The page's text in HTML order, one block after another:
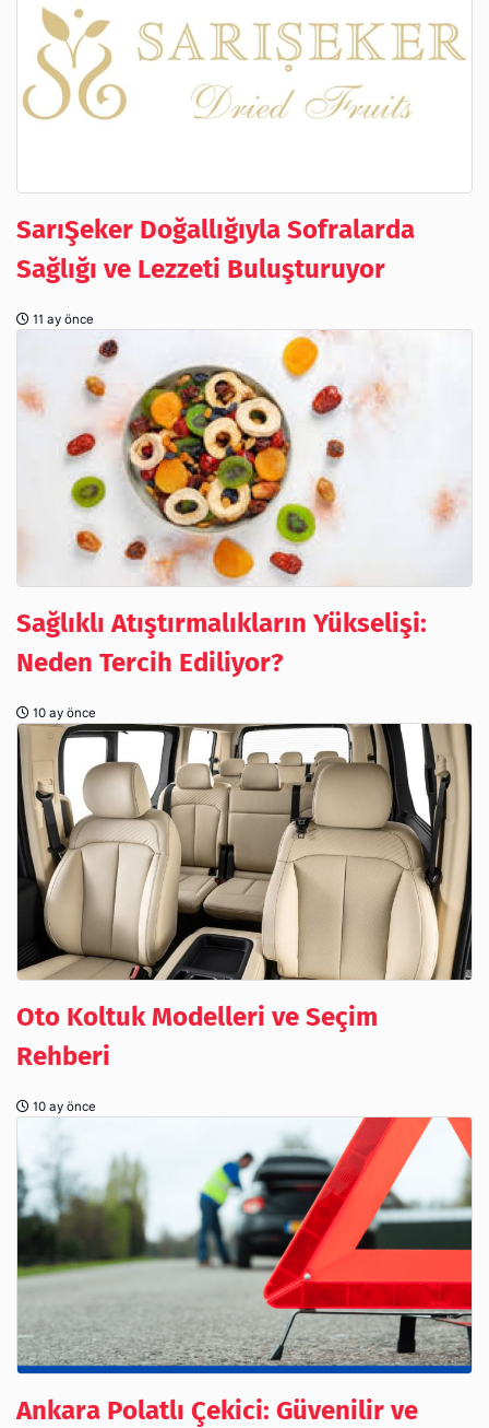
SarıŞeker Doğallığıyla Sofralarda
Sağlığı ve Lezzeti Buluşturuyor
11 ay önce
Sağlıklı Atıştırmalıkların Yükselişi:
Neden Tercih Ediliyor?
10 ay önce
Oto Koltuk Modelleri ve Seçim
Rehberi
10 ay önce
Ankara Polatlı Çekici: Güvenilir ve